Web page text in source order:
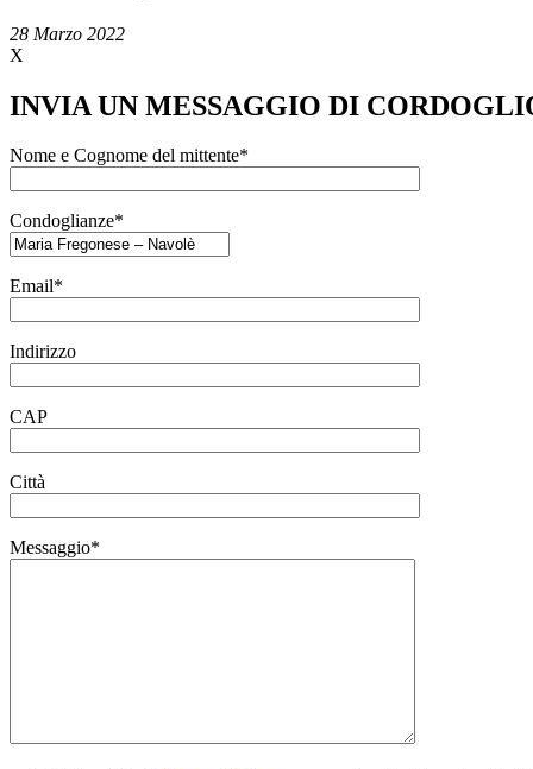
28 Marzo 2022
X
INVIA UN MESSAGGIO DI
Nome e Cognome del mittente*
Condoglianze*
Email*
Indirizzo
CAP
Città
Messaggio*